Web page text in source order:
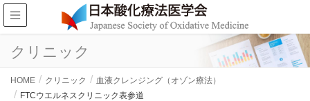
クリニック
HOME クリニック
血液クレンジング（オゾン療法）
FTCウエルネスクリニック表参道